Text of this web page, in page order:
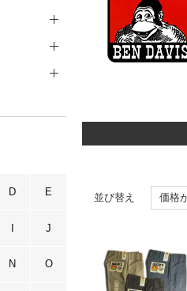
D E
I J
N O
並び替え 価格